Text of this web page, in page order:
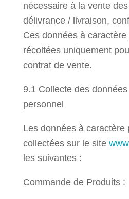
nécessaire à la vente
délivrance / livraison,
Ces données à
récoltées uniquement
contrat de vente.
9.1 Collecte des
personnel
Les données à caractère
collectées sur le site
les suivantes :
Commande de Produits :